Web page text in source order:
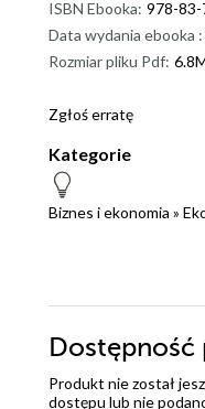
ISBN Ebooka: 978-83-
Data wydania ebooka :
Rozmiar pliku Pdf:
Zgłoś erratę
Kategorie
Biznes i ekonomia »
Produkt nie został
dostępu lub nie